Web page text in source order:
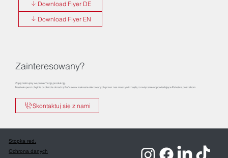
Download Flyer DE
Download Flyer EN
Zainteresowany?
Zoptymalizujmy wspólnie Twoją produkcję.
Nasi eksperci chętnie osobiście doradzą Państwu w zakresie oferowanych przez nas maszyn i znajdą rozwiązanie odpowiadające Państwa potrzebom.
Skontaktuj się z nami
Stopka red.
Ochrona danych